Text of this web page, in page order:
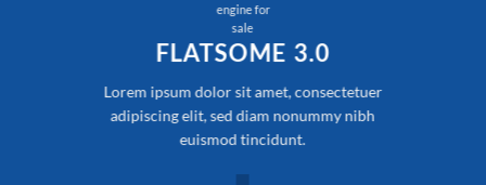
FLATSOME 3.0
Lorem ipsum dolor sit amet, consectetuer
adipiscing elit, sed diam nonummy nibh
euismod tincidunt.